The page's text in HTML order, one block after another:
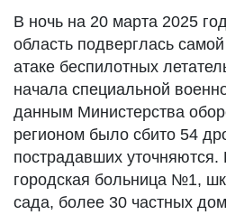
В ночь на 20 марта 2025
область подверглась
атаке беспилотных
начала специальной
данным Министерства
регионом было сбито 54
пострадавших
городская больница №1,
сада, более 30 частных